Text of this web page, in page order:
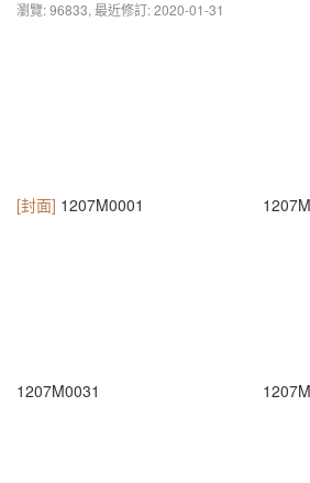
瀏覽: 96833, 最近修訂: 2020-01-31
[封面] 1207M0001
1207M0031